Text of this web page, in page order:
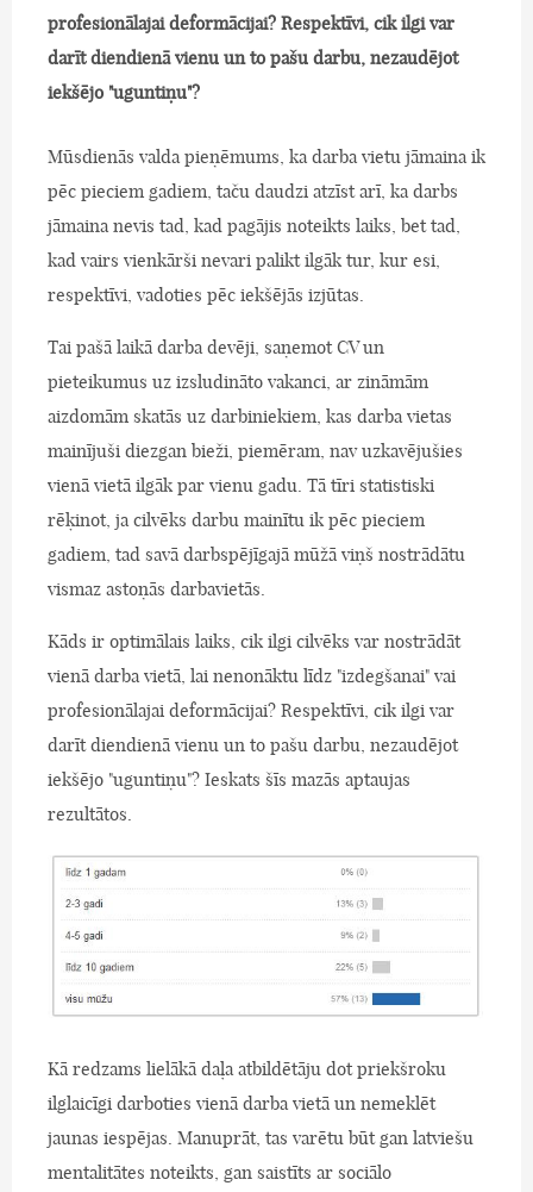
profesionālajai deformācijai? Respektīvi, cik ilgi var
darīt diendienā vienu un to pašu darbu, nezaudējot
iekšējo "uguntiņu"?
Mūsdienās valda pieņēmums, ka darba vietu jāmaina ik
pēc pieciem gadiem, taču daudzi atzīst arī, ka darbs
jāmaina nevis tad, kad pagājis noteikts laiks, bet tad,
kad vairs vienkārši nevari palikt ilgāk tur, kur esi,
respektīvi, vadoties pēc iekšējās izjūtas.
Tai pašā laikā darba devēji, saņemot CV un
pieteikumus uz izsludināto vakanci, ar zināmām
aizdomām skatās uz darbiniekiem, kas darba vietas
mainījuši diezgan bieži, piemēram, nav uzkavējušies
vienā vietā ilgāk par vienu gadu. Tā tīri statistiski
rēķinot, ja cilvēks darbu mainītu ik pēc pieciem
gadiem, tad savā darbspējīgajā mūžā viņš nostrādātu
vismaz astoņās darbavietās.
Kāds ir optimālais laiks, cik ilgi cilvēks var nostrādāt
vienā darba vietā, lai nenonāktu līdz "izdegšanai" vai
profesionālajai deformācijai? Respektīvi, cik ilgi var
darīt diendienā vienu un to pašu darbu, nezaudējot
iekšējo "uguntiņu"? Ieskats šīs mazās aptaujas
rezultātos.
Kā redzams lielākā daļa atbildētāju dot priekšroku
ilglaicīgi darboties vienā darba vietā un nemeklēt
jaunas iespējas. Manuprāt, tas varētu būt gan latviešu
mentalitātes noteikts, gan saistīts ar sociālo